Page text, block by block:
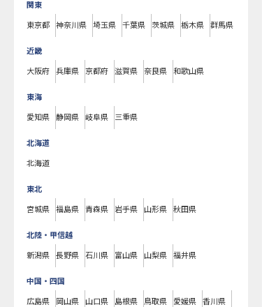
関東
東京都 神奈川県 埼玉県 千葉県 茨城県 栃木県 群馬県
近畿
大阪府 兵庫県 京都府 滋賀県 奈良県 和歌山県
東海
愛知県 静岡県 岐阜県 三重県
北海道
北海道
東北
宮城県 福島県 青森県 岩手県 山形県 秋田県
北陸・甲信越
新潟県 長野県 石川県 富山県 山梨県 福井県
中国・四国
広島県 岡山県 山口県 島根県 鳥取県 愛媛県 香川県